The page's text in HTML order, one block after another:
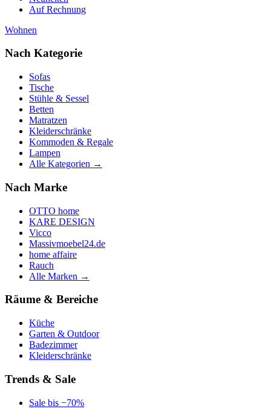
Auf Rechnung
Wohnen
Nach Kategorie
Sofas
Tische
Stühle & Sessel
Betten
Matratzen
Kleiderschränke
Kommoden & Regale
Lampen
Alle Kategorien →
Nach Marke
OTTO home
KARE DESIGN
Vicco
Massivmoebel24.de
home affaire
Rauch
Alle Marken →
Räume & Bereiche
Küche
Garten & Outdoor
Badezimmer
Kleiderschränke
Trends & Sale
Sale bis −70%